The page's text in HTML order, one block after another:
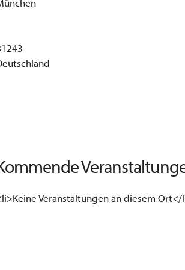
Veranstaltungen an diesem Ort</